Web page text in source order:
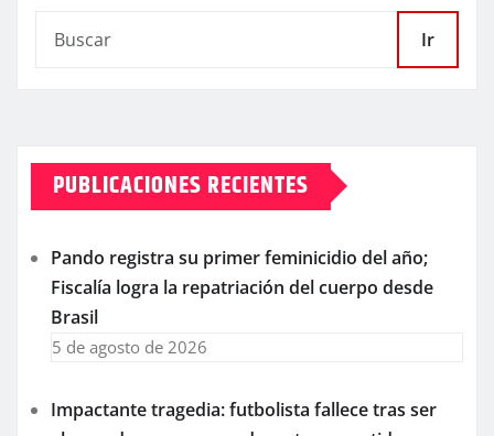
Ir
PUBLICACIONES RECIENTES
Pando registra su primer feminicidio del año;
Fiscalía logra la repatriación del cuerpo desde
Brasil
5 de agosto de 2026
Impactante tragedia: futbolista fallece tras ser